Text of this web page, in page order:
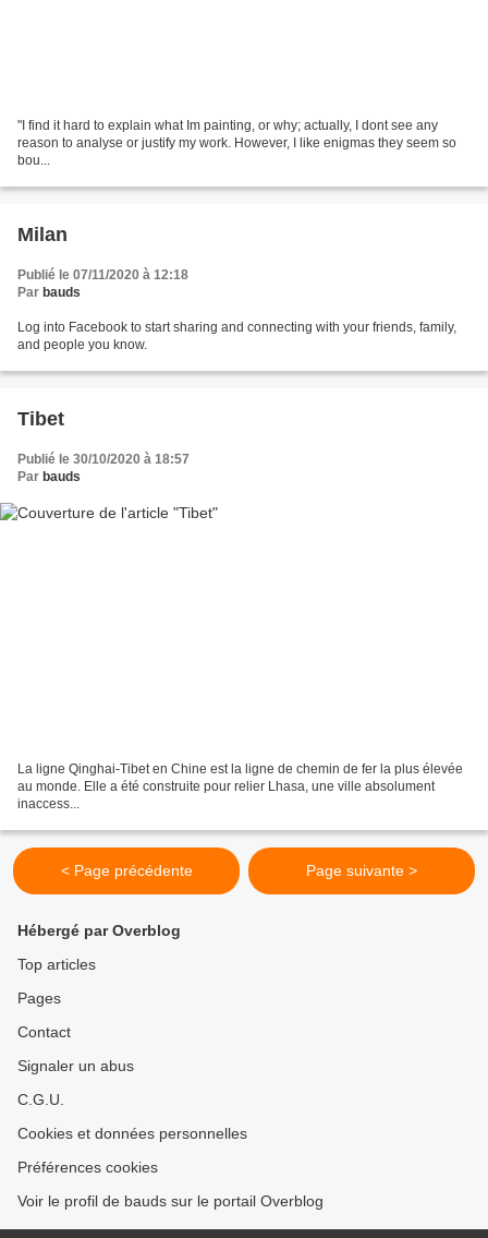
"I find it hard to explain what Im painting, or why; actually, I dont see any
reason to analyse or justify my work. However, I like enigmas they seem so
bou...
Milan
Publié le 07/11/2020 à 12:18
Par bauds
Log into Facebook to start sharing and connecting with your friends, family,
and people you know.
Tibet
Publié le 30/10/2020 à 18:57
Par bauds
La ligne Qinghai-Tibet en Chine est la ligne de chemin de fer la plus élevée
au monde. Elle a été construite pour relier Lhasa, une ville absolument
inaccess...
< Page précédente Page suivante >
Hébergé par Overblog
Top articles
Pages
Contact
Signaler un abus
C.G.U.
Cookies et données personnelles
Préférences cookies
Voir le profil de bauds sur le portail Overblog